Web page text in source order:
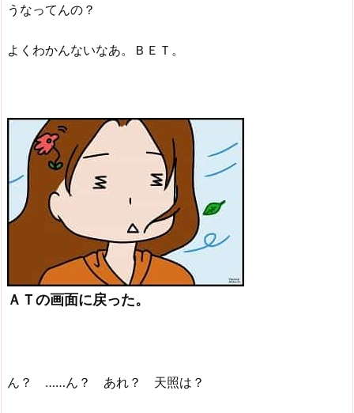
うなってんの？
よくわかんないなあ。ＢＥＴ。
ＡＴの画面に戻った。
ん？ ……ん？ あれ？ 天照は？